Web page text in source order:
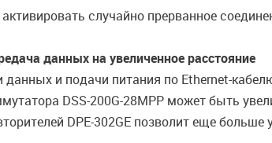
случайно прерванное
данных на увеличенное расстояние
данных и подачи питания по Ethernet-
DSS-200G-28MPP может быть
DPE-302GE позволит еще